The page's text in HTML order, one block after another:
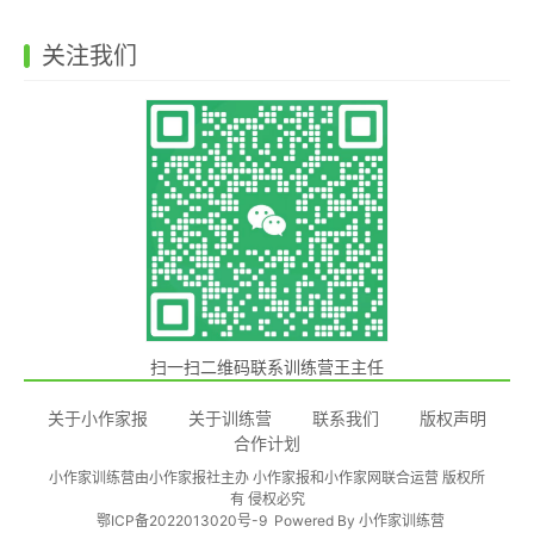
关注我们
扫一扫二维码联系训练营王主任
关于小作家报 关于训练营 联系我们
版权声明
合作计划
小作家训练营由小作家报社主办 小作家报和小作家网联合运营 版权所
有 侵权必究
鄂ICP备2022013020号-9 Powered By 小作家训练营